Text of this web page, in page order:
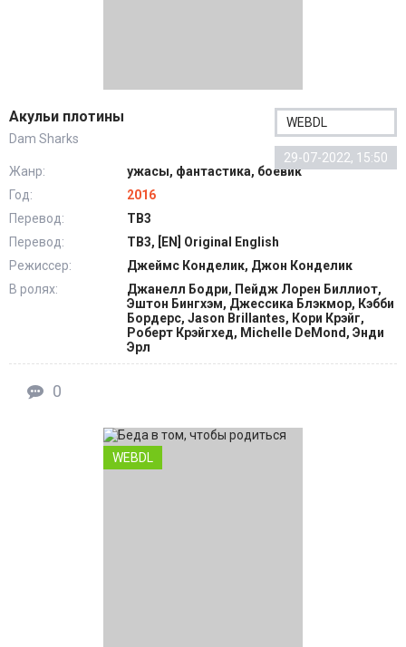
Акульи плотины
Dam Sharks
WEBDL
29-07-2022, 15:50
Жанр:
ужасы, фантастика, боевик
Год:
2016
Перевод:
ТВ3
Перевод:
ТВ3, [EN] Original English
Режиссер:
Джеймс Конделик, Джон Конделик
В ролях:
Джанелл Бодри, Пейдж Лорен Биллиот,
Эштон Бингхэм, Джессика Блэкмор, Кэбби
Бордерс, Jason Brillantes, Кори Крэйг,
Роберт Крэйгхед, Michelle DeMond, Энди
Эрл
0
WEBDL